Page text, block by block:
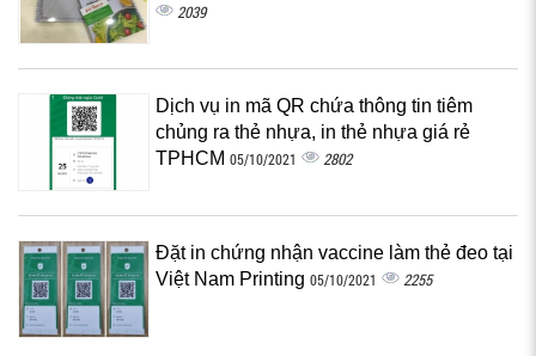
2039
Dịch vụ in mã QR chứa thông tin tiêm
chủng ra thẻ nhựa, in thẻ nhựa giá rẻ
TPHCM 05/10/2021 2802
Đặt in chứng nhận vaccine làm thẻ đeo tại
Việt Nam Printing 05/10/2021 2255